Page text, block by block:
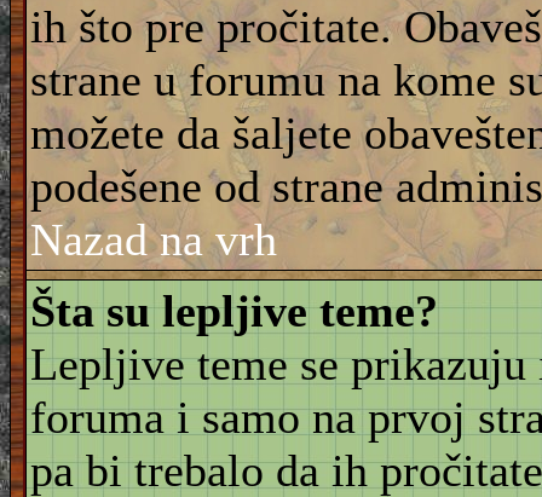
ih što pre pročitate.
strane u forumu na kome
možete da šaljete
podešene od strane
Nazad na vrh
Šta su lepljive teme?
Lepljive teme se prikazuju
foruma i samo na prvoj
pa bi trebalo da ih